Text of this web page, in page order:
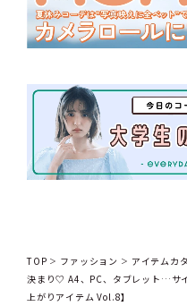
TOP ファッション アイテムカ
決まり♡ A4、PC、タブレット…サ
上がりアイテム Vol.8】